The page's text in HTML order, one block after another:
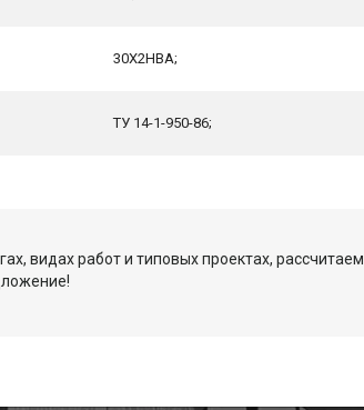
30Х2НВА;
ТУ 14-1-950-86;
видах работ и типовых проектах,